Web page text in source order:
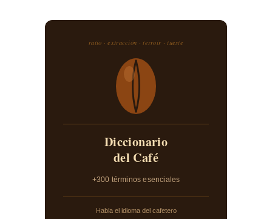
ratio · extracción · terroir · tueste
Diccionario
del Café
+300 términos esenciales
Habla el idioma del cafetero